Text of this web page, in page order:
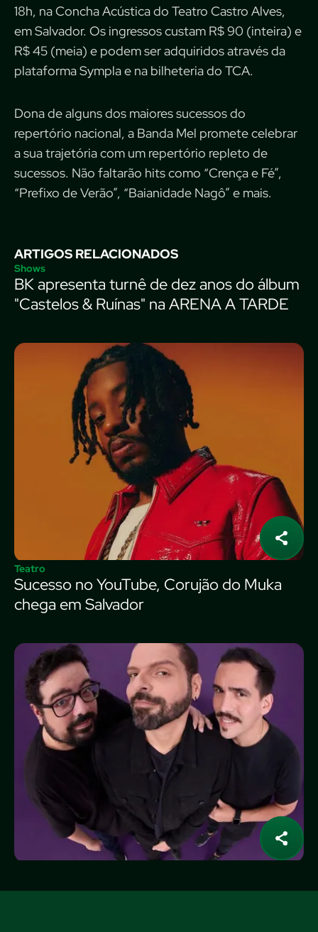
18h, na Concha Acústica do Teatro Castro Alves,
em Salvador. Os ingressos custam R$ 90 (inteira) e
R$ 45 (meia) e podem ser adquiridos através da
plataforma Sympla e na bilheteria do TCA.
Dona de alguns dos maiores sucessos do
repertório nacional, a Banda Mel promete celebrar
a sua trajetória com um repertório repleto de
sucessos. Não faltarão hits como “Crença e Fé”,
“Prefixo de Verão”, “Baianidade Nagô” e mais.
ARTIGOS RELACIONADOS
Shows
BK apresenta turnê de dez anos do álbum
"Castelos & Ruínas" na ARENA A TARDE
Teatro
Sucesso no YouTube, Corujão do Muka
chega em Salvador